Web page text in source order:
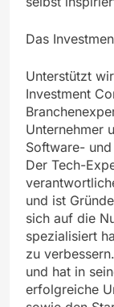
Das
Unterstützt
Investment
Unternehmer
Software-
Der Tech-
und ist
sich auf die
spezialisiert
zu
und hat in
erfolgreiche